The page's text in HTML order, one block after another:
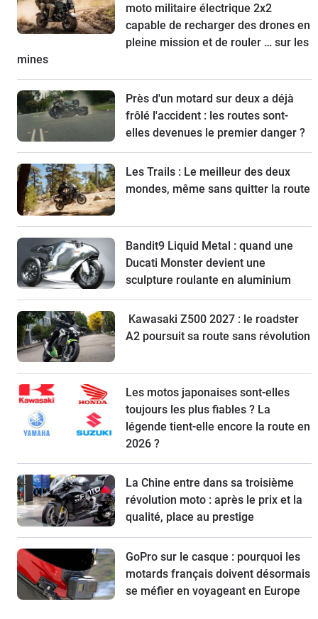
moto militaire électrique 2x2
capable de recharger des drones en
pleine mission et de rouler … sur les
mines
Près d'un motard sur deux a déjà
frôlé l'accident : les routes sont-
elles devenues le premier danger ?
Les Trails : Le meilleur des deux
mondes, même sans quitter la route
Bandit9 Liquid Metal : quand une
Ducati Monster devient une
sculpture roulante en aluminium
Kawasaki Z500 2027 : le roadster
A2 poursuit sa route sans révolution
Les motos japonaises sont-elles
toujours les plus fiables ? La
légende tient-elle encore la route en
2026 ?
La Chine entre dans sa troisième
révolution moto : après le prix et la
qualité, place au prestige
GoPro sur le casque : pourquoi les
motards français doivent désormais
se méfier en voyageant en Europe